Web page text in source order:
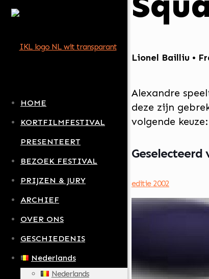
HOME
KORTFILMFESTIVAL
PRESENTEERT
BEZOEK FESTIVAL
PRIJZEN & JURY
ARCHIEF
OVER ONS
GESCHIEDENIS
Nederlands
Nederlands
Lionel Bailliu •
Alexandre
deze zijn
volgende
Geselecteerd
editie 2002